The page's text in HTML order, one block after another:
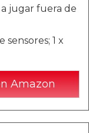
jugar fuera de
sensores; 1 x
Amazon